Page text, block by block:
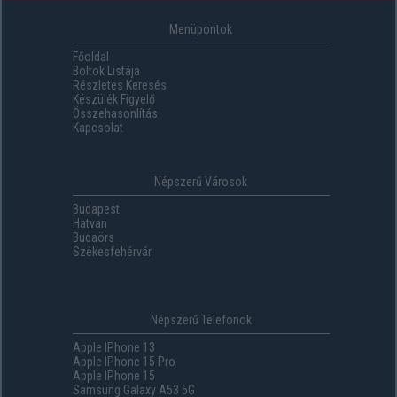
Menüpontok
Főoldal
Boltok Listája
Részletes Keresés
Készülék Figyelő
Összehasonlítás
Kapcsolat
Népszerű Városok
Budapest
Hatvan
Budaörs
Székesfehérvár
Népszerű Telefonok
Apple IPhone 13
Apple IPhone 15 Pro
Apple IPhone 15
Samsung Galaxy A53 5G